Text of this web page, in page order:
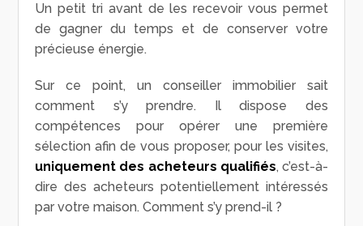
Un petit tri avant de les recevoir vous permet
de gagner du temps et de conserver votre
précieuse énergie.
Sur ce point, un conseiller immobilier sait
comment s’y prendre. Il dispose des
compétences pour opérer une première
sélection afin de vous proposer, pour les visites,
uniquement des acheteurs qualifiés, c’est-à-
dire des acheteurs potentiellement intéressés
par votre maison. Comment s’y prend-il ?